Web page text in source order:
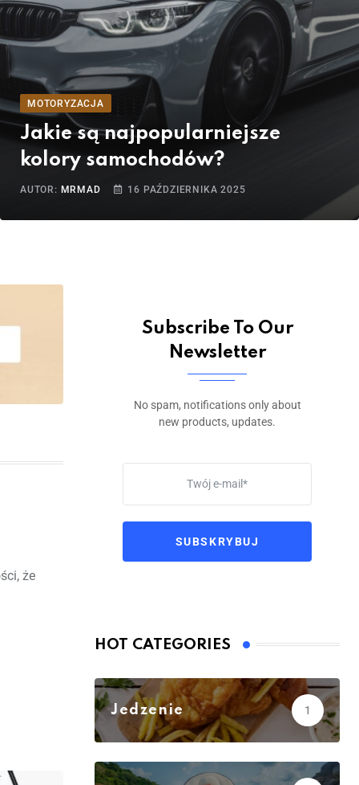
MOTORYZACJA
Jakie są najpopularniejsze
kolory samochodów?
AUTOR: MRMAD 16 PAŹDZIERNIKA 2025
że
Subscribe To Our
Newsletter
No spam, notifications only about
new products, updates.
SUBSKRYBUJ
HOT CATEGORIES
Jedzenie 1